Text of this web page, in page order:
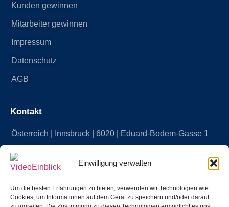
Einwilligung verwalten
Um die besten Erfahrungen zu bieten, verwenden wir Technologien wie
Cookies, um Informationen auf dem Gerät zu speichern und/oder darauf
Kunden gewinnen
Mitarbeiter gewinnen
Impressum
Datenschutz
AGB
Kontakt
Österreich | Innsbruck | 6020 | Eduard-Bodem-Gasse 1
FBN: 610258p | FBG: Landesgericht Innsbruck
+43 512 312001